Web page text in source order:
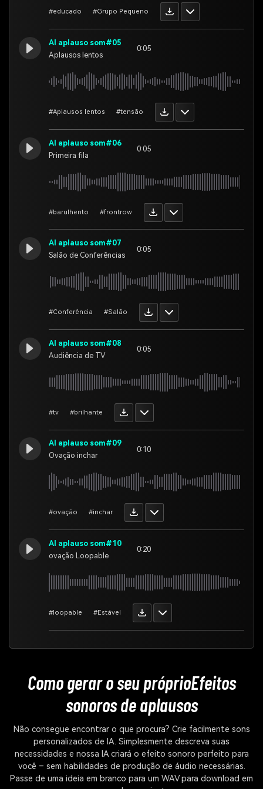
#educado #Grupo Pequeno
AI aplauso som#05
Aplausos lentos
0:05
#Aplausos lentos #tensão
AI aplauso som#06
Primeira fila
0:05
#barulhento #frontrow
AI aplauso som#07
Salão de Conferências
0:05
#Conferência #Salão
AI aplauso som#08
Audiência de TV
0:05
#tv #brilhante
AI aplauso som#09
Ovação inchar
0:10
#ovação #inchar
AI aplauso som#10
ovação Loopable
0:20
#loopable #Estável
Como gerar o seu próprioEfeitos
sonoros de aplausos
Não consegue encontrar o que procura? Crie facilmente sons
personalizados de IA. Simplesmente descreva suas
necessidades e nossa IA criará o efeito sonoro perfeito para
você – sem habilidades de produção de áudio necessárias.
Passe de uma ideia em branco para um WAV para download em